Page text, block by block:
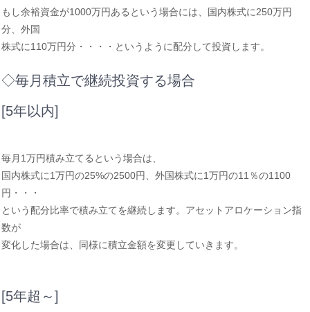
もし余裕資金が1000万円あるという場合には、国内株式に250万円
分、外国
株式に110万円分・・・・というように配分して投資します。
◇毎月積立で継続投資する場合
[5年以内]
毎月1万円積み立てるという場合は、
国内株式に1万円の25%の2500円、外国株式に1万円の11％の1100
円・・・
という配分比率で積み立てを継続します。アセットアロケーション指
数が
変化した場合は、同様に積立金額を変更していきます。
[5年超～]